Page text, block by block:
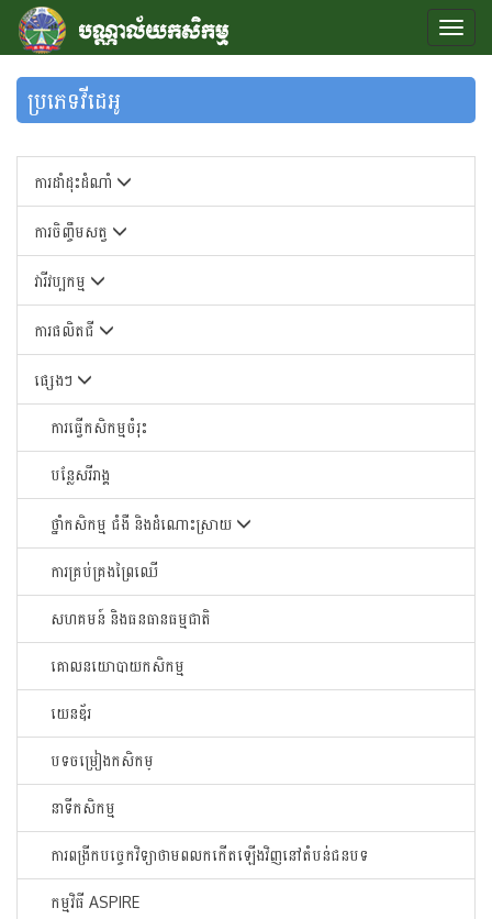
ប្រភេទវីដេអូ
ការដាំដុះដំណាំ
ការចិញ្ចឹមសត្វ
វារីវប្បកម្ម
ការផលិតជី
ផ្សេងៗ
ការធ្វើកសិកម្មចំរុះ
បន្លែសរីរាង្គ
ថ្នាំកសិកម្ម ជំងឺ និងដំណោះស្រាយ
ការគ្រប់គ្រងព្រៃឈើ
សហគមន៍ និងធនធានធម្មជាតិ
គោលនយោបាយកសិកម្ម
យេនឌ័រ
បទចម្រៀងកសិកម្
នាទីកសិកម្ម
ការពង្រីកបច្ចេកវិទ្យាថាមពលកកើតឡើងវិញនៅតំបន់ជនបទ
កម្មវិធី ASPIRE